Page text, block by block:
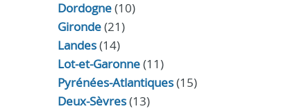
Dordogne(10)
Gironde(21)
Landes(14)
Lot-et-Garonne(11)
Pyrénées-Atlantiques(15)
Deux-Sèvres(13)